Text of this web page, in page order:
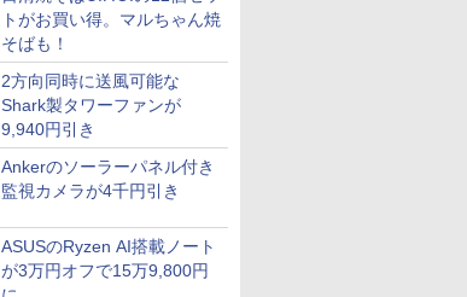
トがお買い得。マルちゃん焼
そばも！
2方向同時に送風可能な
Shark製タワーファンが
9,940円引き
Ankerのソーラーパネル付き
監視カメラが4千円引き
ASUSのRyzen AI搭載ノート
が3万円オフで15万9,800円